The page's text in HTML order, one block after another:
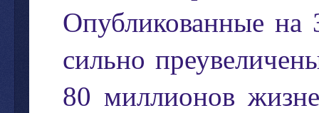
Опубликованные на
сильно
80 миллионов